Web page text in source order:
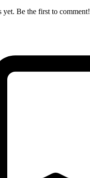
yet. Be the first to comment!